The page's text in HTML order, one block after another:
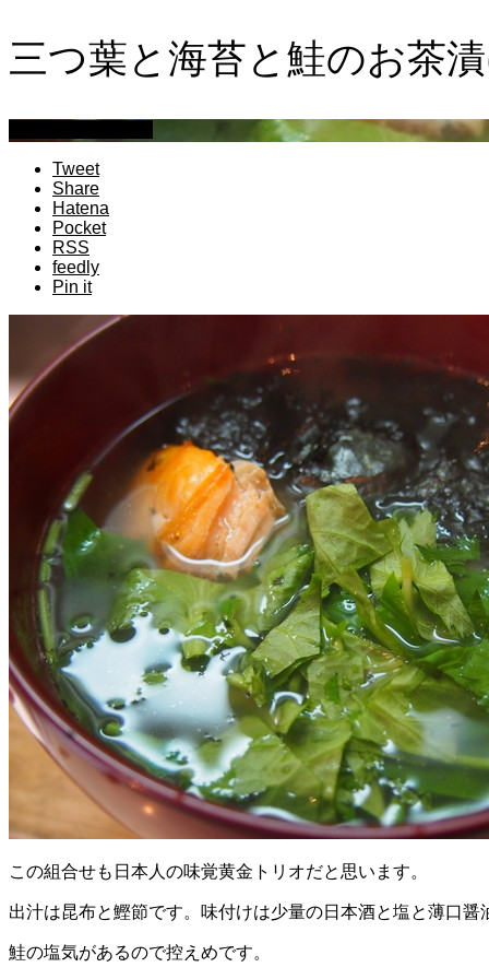
三つ葉と海苔と鮭のお​茶
Tweet
Share
Hatena
Pocket
RSS
feedly
Pin it
この組合せも日本人の味覚黄金トリオだと思います。
出汁は昆布と鰹節です。味付けは少量の日本酒と塩と薄口醤
鮭の塩気があるので控えめです。